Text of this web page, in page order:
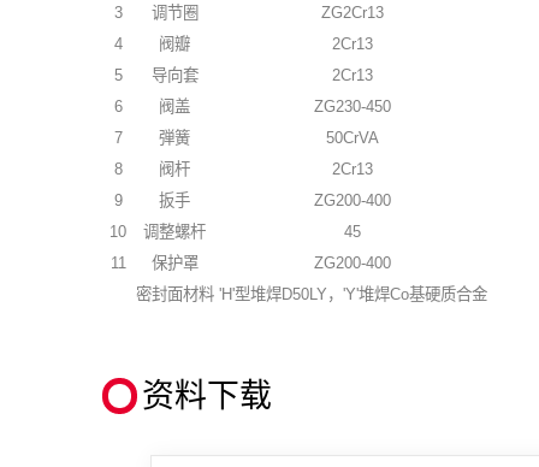
3
调节圈
ZG2Cr13
4
阀瓣
2Cr13
5
导向套
2Cr13
6
阀盖
ZG230-450
7
弾簧
50CrVA
8
阀杆
2Cr13
9
扳手
ZG200-400
10
调整螺杆
45
11
保护罩
ZG200-400
密封面材料 'H'型堆焊D50LY，'Y'堆焊Co基硬质合金
资料下载